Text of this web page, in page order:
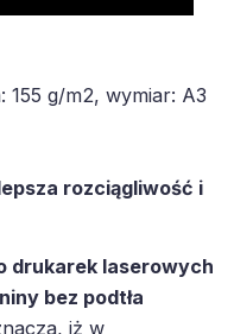
155 g/m2, wymiar: A3
rozciągliwość i
drukarek laserowych
bez podtła
iż w